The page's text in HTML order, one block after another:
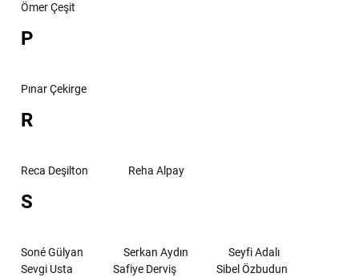
Ömer Çeşit
P
Pınar Çekirge
R
Reca Deşilton Reha Alpay
S
Soné Gülyan Serkan Aydın
Seyfi Adalı
Sevgi Usta
Safiye Derviş
Sibel Özbudun